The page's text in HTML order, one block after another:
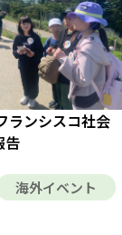
ランシスコ社会
告
海外イベント